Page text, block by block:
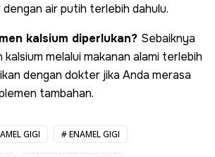
air putih terlebih dahulu.
kalsium diperlukan? Sebaiknya
melalui makanan alami terlebih
dengan dokter jika Anda merasa
tambahan.
GIGI ENAMEL GIGI